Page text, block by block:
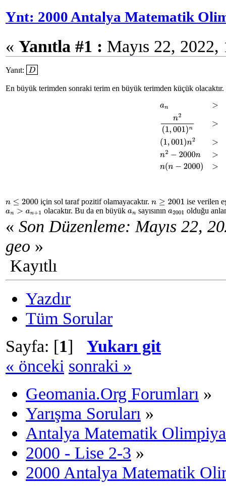
Ynt: 2000 Antalya Matematik
« Yanıtla #1 : Mayıs 22, 2022,
Yanıt: D
En büyük terimden sonraki terim en büyük terimden küçük olacaktır.
1,001 )n
n≤2000 için sol taraf pozitif olamayacaktır.n≥2001
ise verilen
an>an +1 olacaktır. Bu da en büyük an sayısının a2001olduğu
« Son Düzenleme: Mayıs 22,
geo »
Kayıtlı
Yazdır
Tüm Sorular
Sayfa: [1] Yukarı git
« önceki sonraki »
Geomania.Org Forumları »
Yarışma Soruları »
Antalya Matematik
2000 - Lise 2-3 »
2000 Antalya Matematik